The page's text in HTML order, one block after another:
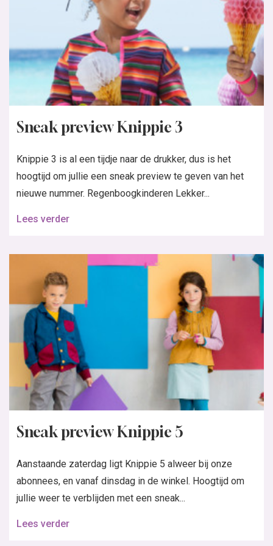
Sneak preview Knippie 3
Knippie 3 is al een tijdje naar de drukker, dus is het
hoogtijd om jullie een sneak preview te geven van het
nieuwe nummer. Regenboogkinderen Lekker...
Lees verder
Sneak preview Knippie 5
Aanstaande zaterdag ligt Knippie 5 alweer bij onze
abonnees, en vanaf dinsdag in de winkel. Hoogtijd om
jullie weer te verblijden met een sneak...
Lees verder